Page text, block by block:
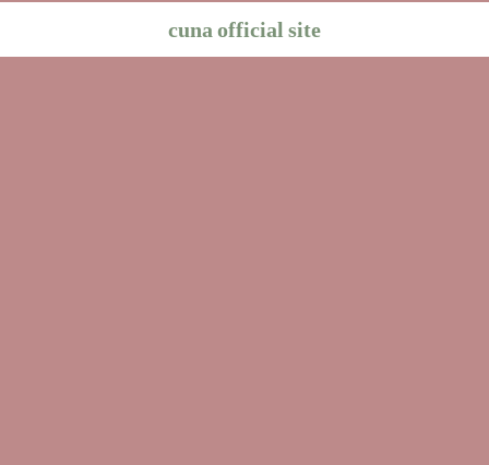
cuna official site